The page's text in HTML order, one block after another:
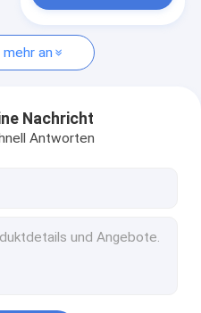
an
Nachricht
Antworten